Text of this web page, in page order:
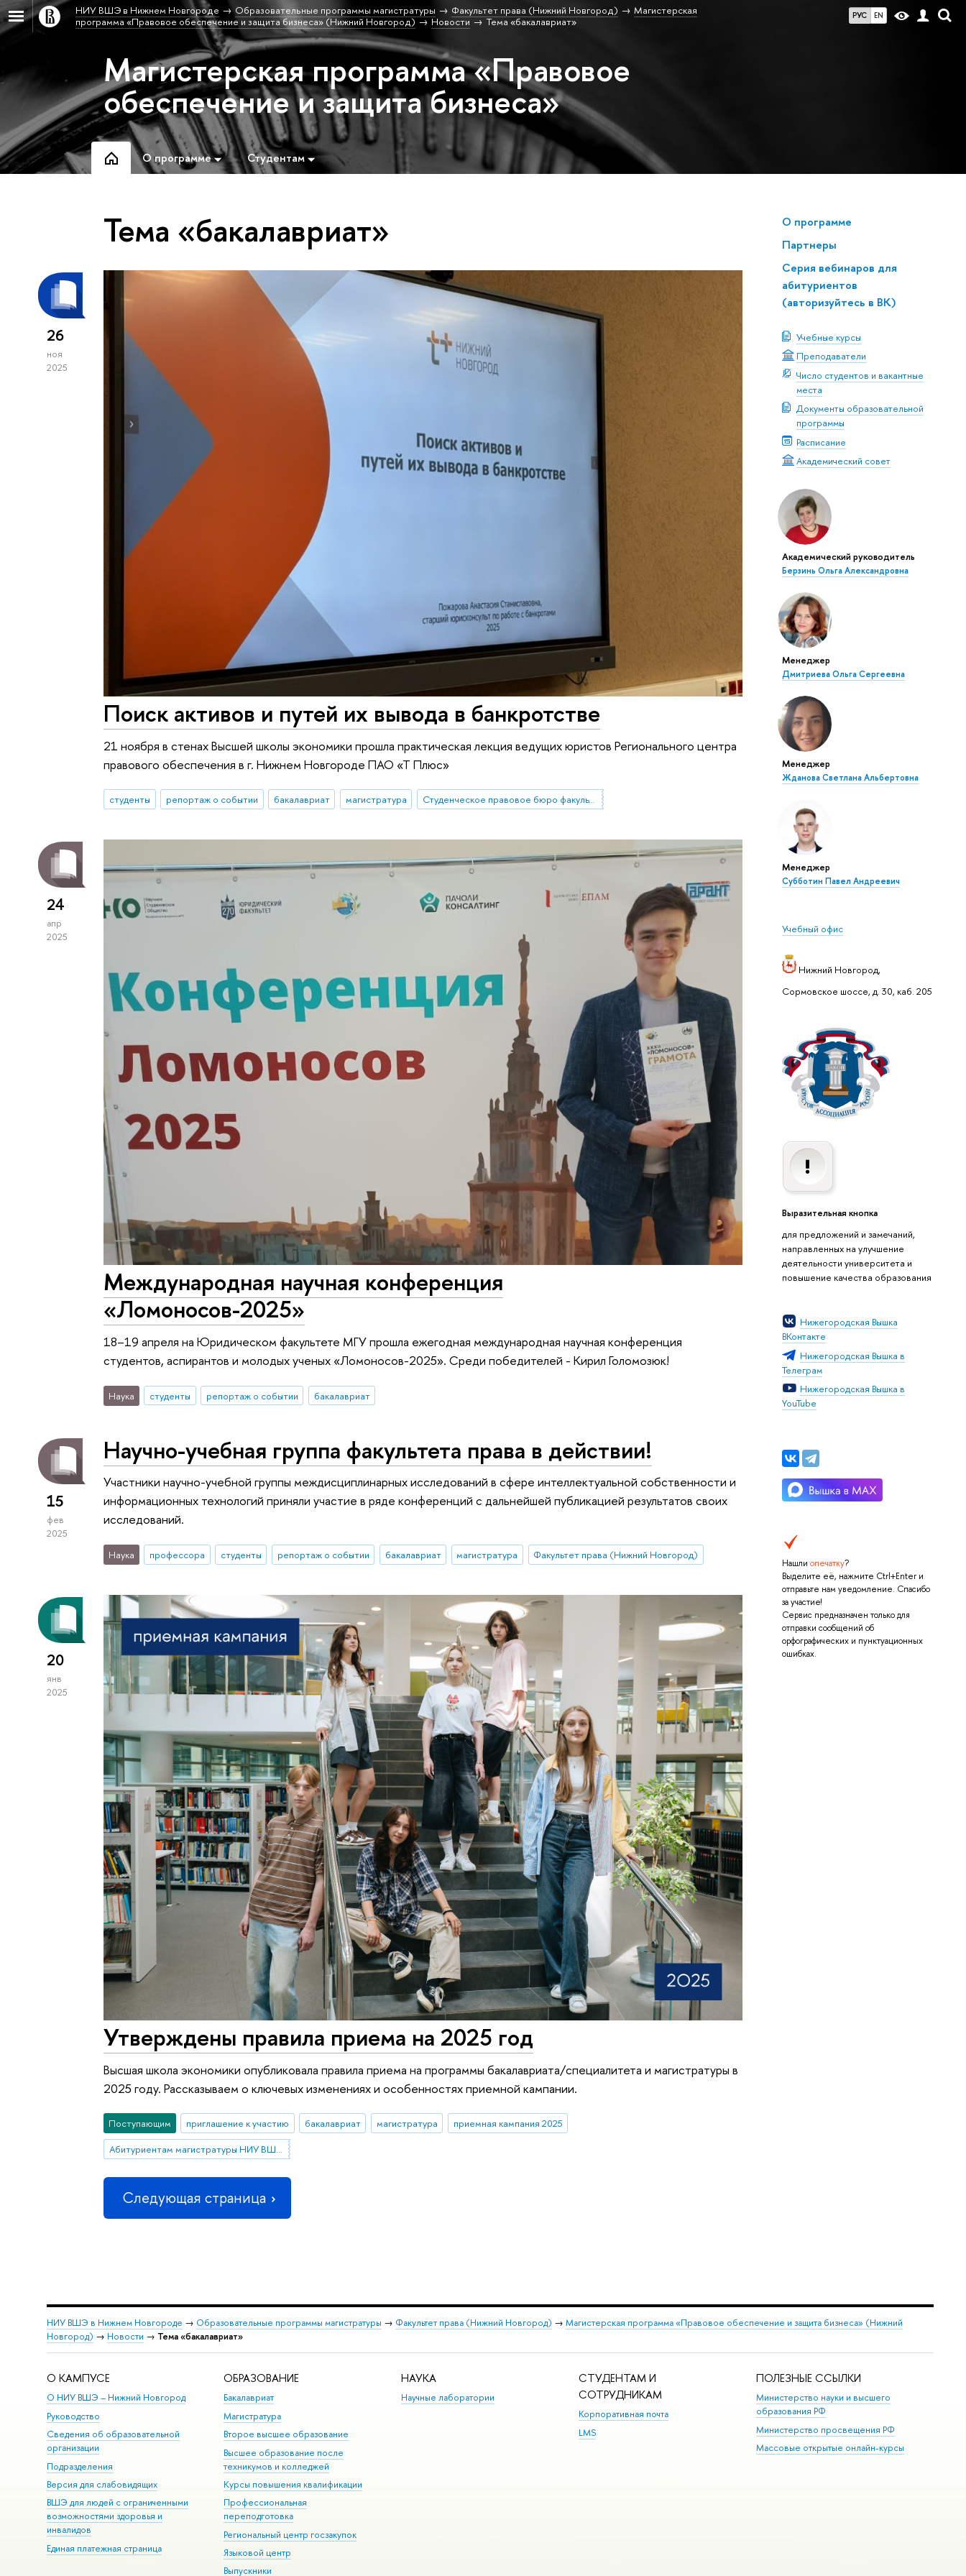
РУС EN
НИУ ВШЭ в Нижнем Новгороде Образовательные программы магистратуры Факультет права (Нижний Новгород)
Магистерская
программа «Правовое обеспечение и защита бизнеса» (Нижний Новгород)
Новости Тема «бакалавриат»
Магистерская программа «Правовое
обеспечение и защита бизнеса»
О программе Студентам
О программе
Партнеры
Серия вебинаров для
абитуриентов
(авторизуйтесь в ВК)
Учебные курсы
Преподаватели
Число студентов и вакантные
места
Документы образовательной
программы
Расписание
Академический совет
Академический руководитель
Берзинь Ольга Александровна
Менеджер
Дмитриева Ольга Сергеевна
Менеджер
Жданова Светлана Альбертовна
Менеджер
Субботин Павел Андреевич
Учебный офис
Нижний Новгород,
Сормовское шоссе, д. 30, каб. 205
Выразительная кнопка
для предложений и замечаний,
направленных на улучшение
деятельности университета и
повышение качества образования
Нижегородская Вышка
ВКонтакте
Нижегородская Вышка в
Телеграм
Нижегородская Вышка в
YouTube
Нашли опечатку?
Выделите её, нажмите Ctrl+Enter и
отправьте нам уведомление. Спасибо
за участие!
Сервис предназначен только для
отправки сообщений об
орфографических и пунктуационных
ошибках.
Тема «бакалавриат»
26
ноя
2025
Поиск активов и путей их вывода в банкротстве
21 ноября в стенах Высшей школы экономики прошла практическая лекция ведущих юристов Регионального центра
правового обеспечения в г. Нижнем Новгороде ПАО «Т Плюс»
студенты репортаж о событии бакалавриат магистратура Студенческое правовое бюро факультета права (Нижний Новгород)
24
апр
2025
Международная научная конференция
«Ломоносов-2025»
18–19 апреля на Юридическом факультете МГУ прошла ежегодная международная научная конференция
студентов, аспирантов и молодых ученых «Ломоносов-2025». Среди победителей - Кирил Голомозюк!
Наука студенты репортаж о событии бакалавриат
15
фев
2025
Научно-учебная группа факультета права в действии!
Участники научно-учебной группы междисциплинарных исследований в сфере интеллектуальной собственности и
информационных технологий приняли участие в ряде конференций с дальнейшей публикацией результатов своих
исследований.
Наука профессора студенты репортаж о событии бакалавриат магистратура Факультет права (Нижний Новгород)
20
янв
2025
Утверждены правила приема на 2025 год
Высшая школа экономики опубликовала правила приема на программы бакалавриата/специалитета и магистратуры в
2025 году. Рассказываем о ключевых изменениях и особенностях приемной кампании.
Поступающим приглашение к участию бакалавриат магистратура
приемная кампания 2025
Абитуриентам магистратуры НИУ ВШЭ—Нижний Новгород
Следующая страница
НИУ ВШЭ в Нижнем Новгороде → Образовательные программы магистратуры → Факультет права (Нижний Новгород) → Магистерская программа «Правовое обеспечение и защита бизнеса» (Нижний
Новгород) → Новости → Тема «бакалавриат»
О КАМПУСЕ
О НИУ ВШЭ – Нижний Новгород
Руководство
Сведения об образовательной
организации
Подразделения
Версия для слабовидящих
ВШЭ для людей с ограниченными
возможностями здоровья и
инвалидов
Единая платежная страница
ОБРАЗОВАНИЕ
Бакалавриат
Магистратура
Второе высшее образование
Высшее образование после
техникумов и колледжей
Курсы повышения квалификации
Профессиональная
переподготовка
Региональный центр госзакупок
Языковой центр
Выпускники
НАУКА
Научные лаборатории
СТУДЕНТАМ И
СОТРУДНИКАМ
Корпоративная почта
LMS
ПОЛЕЗНЫЕ ССЫЛКИ
Министерство науки и высшего
образования РФ
Министерство просвещения РФ
Массовые открытые онлайн-курсы